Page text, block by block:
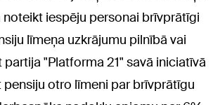
noteikt iespēju personai brīvprātīgi
līmeņa uzkrājumu pilnībā vai
partija "Platforma 21" savā iniciatīvā
otro līmeni par brīvprātīgu